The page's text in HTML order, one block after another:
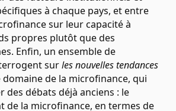
à chaque pays, et entre
sur leur capacité à
propres plutôt que des
Enfin, un ensemble de
surles nouvelles tendances
domaine de la microfinance, qui
des débats déjà anciens : le
de la microfinance, en termes de